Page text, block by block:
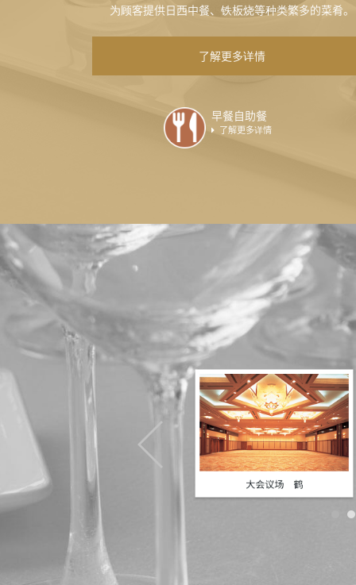
为顾客提供日西中餐、铁板烧等种类繁多的菜肴。
了解更多详情
早餐自助餐
了解更多详情